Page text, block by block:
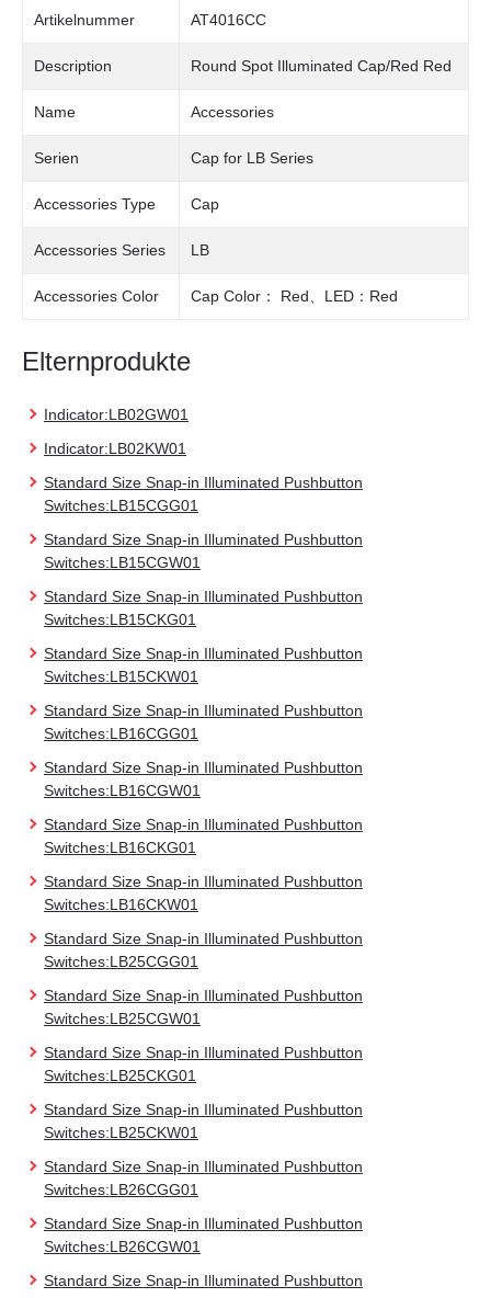
Artikelnummer AT4016CC
Description Round Spot Illuminated Cap/Red Red
Name Accessories
Serien Cap for LB Series
Accessories Type Cap
Accessories Series LB
Accessories Color Cap Color： Red、LED：Red
Elternprodukte
Indicator:LB02GW01
Indicator:LB02KW01
Standard Size Snap-in Illuminated Pushbutton
Switches:LB15CGG01
Standard Size Snap-in Illuminated Pushbutton
Switches:LB15CGW01
Standard Size Snap-in Illuminated Pushbutton
Switches:LB15CKG01
Standard Size Snap-in Illuminated Pushbutton
Switches:LB15CKW01
Standard Size Snap-in Illuminated Pushbutton
Switches:LB16CGG01
Standard Size Snap-in Illuminated Pushbutton
Switches:LB16CGW01
Standard Size Snap-in Illuminated Pushbutton
Switches:LB16CKG01
Standard Size Snap-in Illuminated Pushbutton
Switches:LB16CKW01
Standard Size Snap-in Illuminated Pushbutton
Switches:LB25CGG01
Standard Size Snap-in Illuminated Pushbutton
Switches:LB25CGW01
Standard Size Snap-in Illuminated Pushbutton
Switches:LB25CKG01
Standard Size Snap-in Illuminated Pushbutton
Switches:LB25CKW01
Standard Size Snap-in Illuminated Pushbutton
Switches:LB26CGG01
Standard Size Snap-in Illuminated Pushbutton
Switches:LB26CGW01
Standard Size Snap-in Illuminated Pushbutton